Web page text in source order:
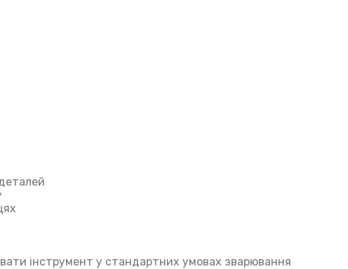
інструмент у стандартних умовах зварювання